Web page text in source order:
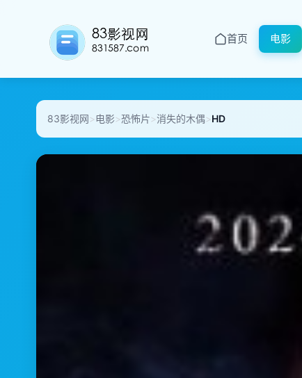
首页 电影
83影视网>电影>恐怖片>消失的木偶>HD